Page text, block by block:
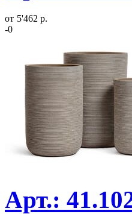
от 5'462 р.
-0
Арт.: